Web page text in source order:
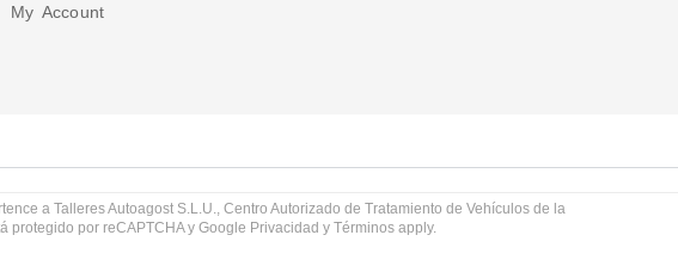
My Account
a Talleres Autoagost S.L.U., Centro Autorizado de Tratamiento de Vehículos de la
protegido por reCAPTCHA y Google Privacidad y Términos apply.